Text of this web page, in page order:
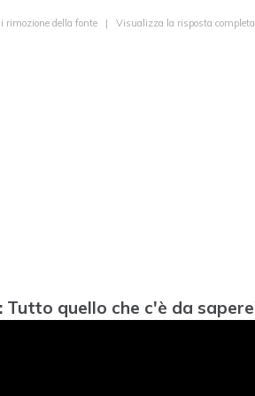
rimozione della fonte | Visualizza la risposta
Tutto quello che c'è da